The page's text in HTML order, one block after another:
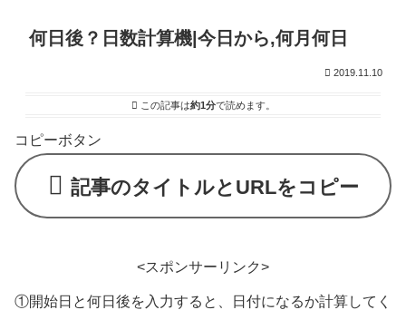
何日後？日数計算機|今日から,何月何日
2019.11.10
この記事は約1分で読めます。
コピーボタン
記事のタイトルとURLをコピー
<スポンサーリンク>
①開始日と何日後を入力すると、日付になるか計算してく